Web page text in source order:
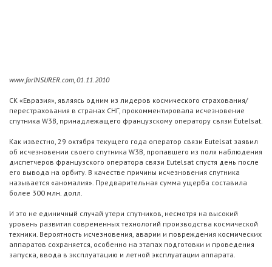
www.forINSURER.com, 01.11.2010
СК «Евразия», являясь одним из лидеров космического страхования/
перестрахования в странах СНГ, прокомментировала исчезновение
спутника W3B, принадлежащего французскому оператору связи Eutelsat.
Как известно, 29 октября текущего года оператор связи Eutelsat заявил
об исчезновении своего спутника W3B, пропавшего из поля наблюдения
диспетчеров французского оператора связи Eutelsat спустя день после
его вывода на орбиту. В качестве причины исчезновения спутника
называется «аномалия». Предварительная сумма ущерба составила
более 300 млн. долл.
И это не единичный случай утери спутников, несмотря на высокий
уровень развития современных технологий производства космической
техники. Вероятность исчезновения, аварии и повреждения космических
аппаратов сохраняется, особенно на этапах подготовки и проведения
запуска, ввода в эксплуатацию и летной эксплуатации аппарата.